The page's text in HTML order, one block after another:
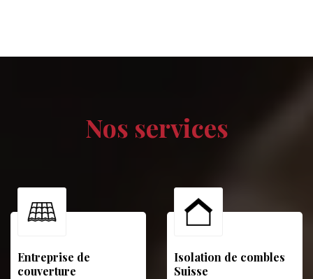
Nos services
Entreprise de
couverture
Isolation de combles
Suisse